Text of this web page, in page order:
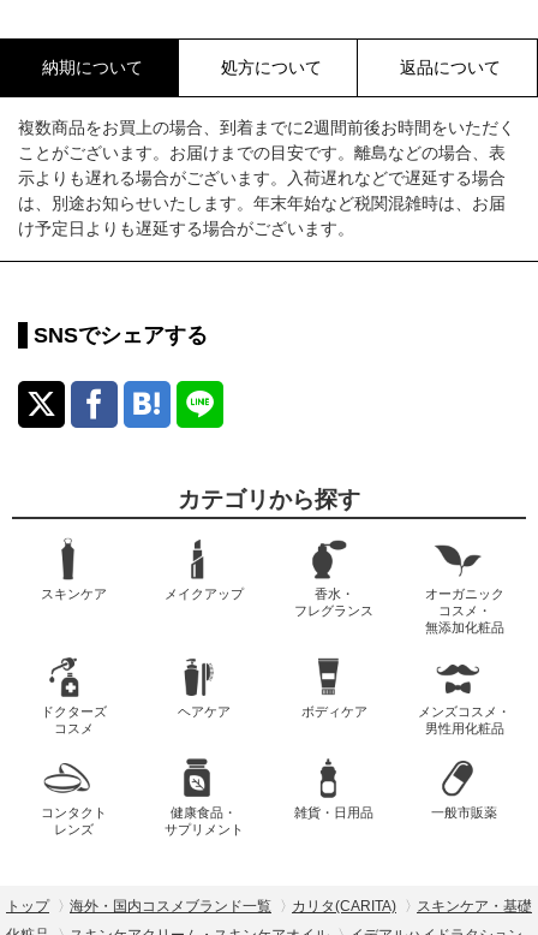
納期について 処方について 返品について
複数商品をお買上の場合、到着までに2週間前後お時間をいただく
ことがございます。お届けまでの目安です。離島などの場合、表
示よりも遅れる場合がございます。入荷遅れなどで遅延する場合
は、別途お知らせいたします。年末年始など税関混雑時は、お届
け予定日よりも遅延する場合がございます。
SNSでシェアする
カテゴリから探す
スキンケア メイクアップ
香水・
フレグランス
オーガニック
コスメ・
無添加化粧品
ドクターズ
コスメ
ヘアケア ボディケア
メンズコスメ・
男性用化粧品
コンタクト
レンズ
健康食品・
サプリメント
雑貨・日用品 一般市販薬
トップ 海外・国内コスメブランド一覧 カリタ(CARITA)
スキンケア・基礎